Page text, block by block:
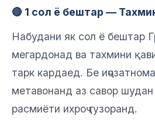
🔴 1 сол ё бештар —
Набудани як сол ё бештар
мегардонад ва тахмини
тарк кардаед. Бе
метавонанд аз савор
расмиёти ихроҷ гузоранд.